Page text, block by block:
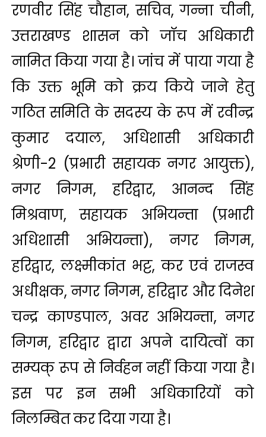
रणवीर सिंह चौहान, सचिव, गन्ना चीनी,
उत्तराखण्ड शासन को जॉच अधिकारी
नामित किया गया है। जांच में पाया गया है
कि उक्त भूमि को क्रय किये जाने हेतु
गठित समिति के सदस्य के रूप में रवीन्द्र
कुमार दयाल, अधिशासी अधिकारी
श्रेणी-2 (प्रभारी सहायक नगर आयुक्त),
नगर निगम, हरिद्वार, आनन्द सिंह
मिश्रवाण, सहायक अभियन्ता (प्रभारी
अधिशासी अभियन्ता), नगर निगम,
हरिद्वार, लक्ष्मीकांत भट्ट, कर एवं राजस्व
अधीक्षक, नगर निगम, हरिद्वार और दिनेश
चन्द्र काण्डपाल, अवर अभियन्ता, नगर
निगम, हरिद्वार द्वारा अपने दायित्वों का
सम्यक् रूप से निर्वहन नहीं किया गया है।
इस पर इन सभी अधिकारियों को
निलम्बित कर दिया गया है।